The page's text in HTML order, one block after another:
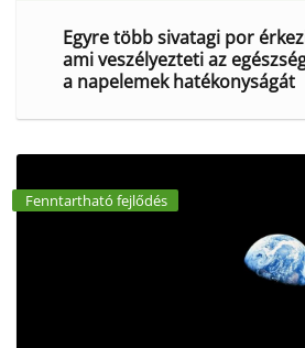
Egyre több sivatagi por
ami veszélyezteti az
a napelemek hatékonyságát
Fenntartható fejlődés